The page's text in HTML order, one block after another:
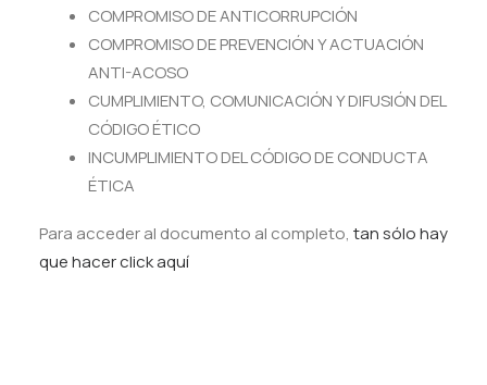
COMPROMISO DE ANTICORRUPCIÓN
COMPROMISO DE PREVENCIÓN Y ACTUACIÓN
ANTI-ACOSO
CUMPLIMIENTO, COMUNICACIÓN Y DIFUSIÓN DEL
CÓDIGO ÉTICO
INCUMPLIMIENTO DEL CÓDIGO DE CONDUCTA
ÉTICA
Para acceder al documento al completo, tan sólo hay
que hacer click aquí